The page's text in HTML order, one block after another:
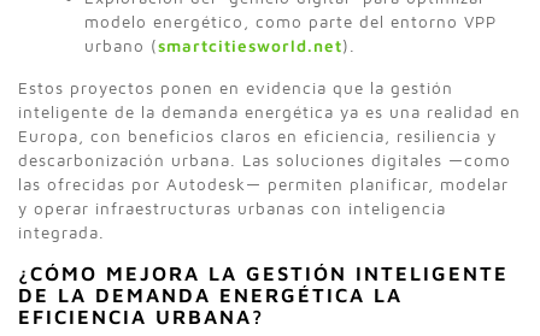
modelo energético, como parte del entorno VPP
urbano (smartcitiesworld.net).
Estos proyectos ponen en evidencia que la gestión
inteligente de la demanda energética ya es una realidad en
Europa, con beneficios claros en eficiencia, resiliencia y
descarbonización urbana. Las soluciones digitales —como
las ofrecidas por Autodesk— permiten planificar, modelar
y operar infraestructuras urbanas con inteligencia
integrada.
¿CÓMO MEJORA LA GESTIÓN INTELIGENTE
DE LA DEMANDA ENERGÉTICA LA
EFICIENCIA URBANA?